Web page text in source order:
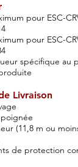
pour ESC-
pour ESC-
spécifique au
Livraison
(11,8 m ou
de protection